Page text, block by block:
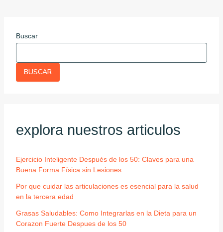
Buscar
BUSCAR
explora nuestros articulos
Ejercicio Inteligente Después de los 50: Claves para una
Buena Forma Física sin Lesiones
Por que cuidar las articulaciones es esencial para la salud
en la tercera edad
Grasas Saludables: Como Integrarlas en la Dieta para un
Corazon Fuerte Despues de los 50